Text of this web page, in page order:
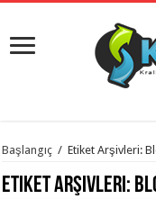
istanbul
evden
eve
Başlangıç / Etiket Arşivleri:
Etiket Arşivleri: